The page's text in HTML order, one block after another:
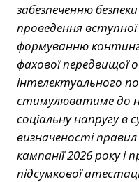
забезпеченню
проведення вступної
формуванню
фахової передвищої
інтелектуального
стимулюватиме до
соціальну напругу в
визначеності
кампанії 2026 року
підсумкової